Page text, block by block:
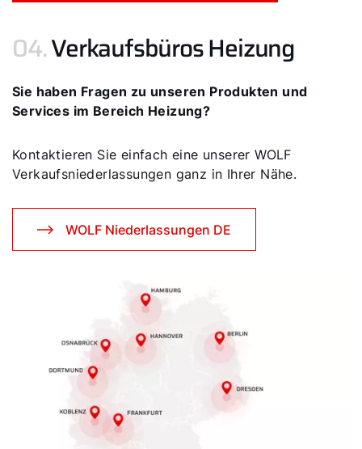
04.Verkaufsbüros Heizung
Sie haben Fragen zu unseren Produkten und
Services im Bereich Heizung?
Kontaktieren Sie einfach eine unserer WOLF
Verkaufsniederlassungen ganz in Ihrer Nähe.
WOLF Niederlassungen DE